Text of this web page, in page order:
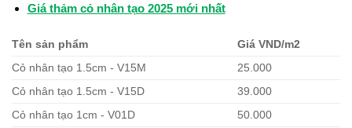
Giá thảm cỏ nhân tạo 2025 mới nhất
Tên sản phẩm
Giá VND/m2
Cỏ nhân tạo 1.5cm - V15M
25.000
Cỏ nhân tạo 1.5cm - V15D
39.000
Cỏ nhân tạo 1cm - V01D
50.000